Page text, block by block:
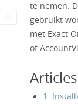
te nemen.
gebruikt
met Exact
of
Articles
1.